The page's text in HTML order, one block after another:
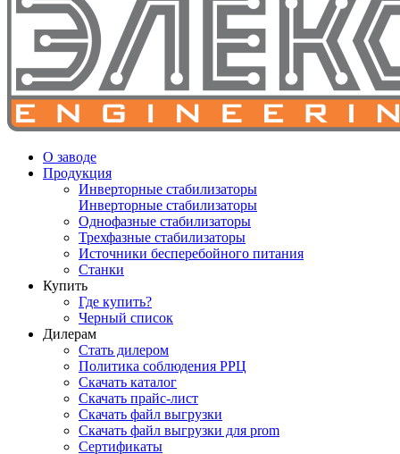
О заводе
Продукция
Инверторные стабилизаторы
Инверторные стабилизаторы
Однофазные стабилизаторы
Трехфазные стабилизаторы
Источники бесперебойного питания
Станки
Купить
Где купить?
Черный список
Дилерам
Стать дилером
Политика соблюдения РРЦ
Скачать каталог
Скачать прайс-лист
Скачать файл выгрузки
Скачать файл выгрузки для prom
Сертификаты